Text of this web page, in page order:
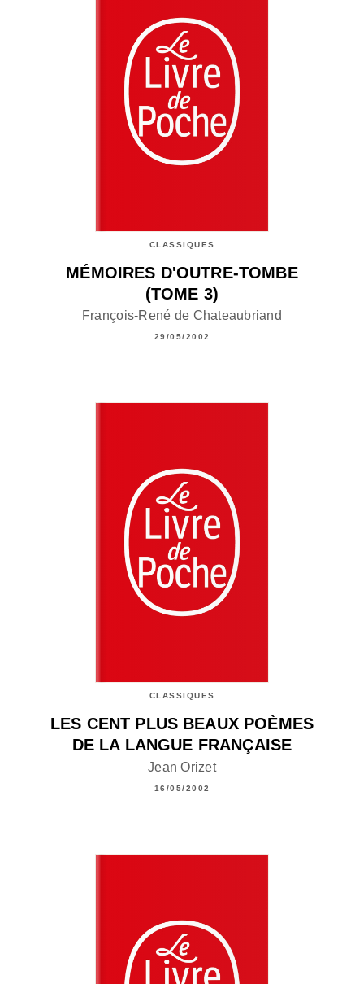
CLASSIQUES
MÉMOIRES D'OUTRE-TOMBE
(TOME 3)
François-René de Chateaubriand
29/05/2002
CLASSIQUES
LES CENT PLUS BEAUX POÈMES
DE LA LANGUE FRANÇAISE
Jean Orizet
16/05/2002